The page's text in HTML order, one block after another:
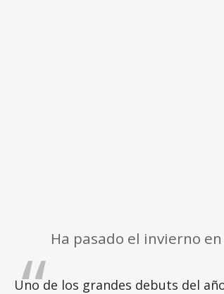
Ha pasado el invierno
Uno de los grandes debuts del